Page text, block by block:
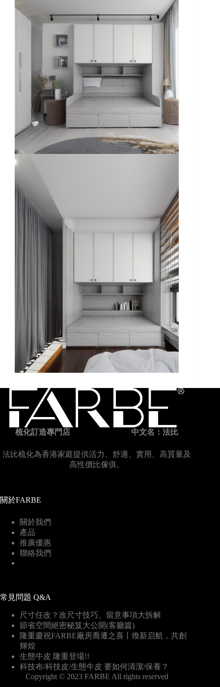
梳化訂造專門店 中文名：法比
法比梳化為香港家庭提供活力、舒適、實用、高質量及
高性價比傢俱。
關於FARBE
關於我們
產品
推廣優惠
聯絡我們
常見問題 Q&A
尺寸任改？改尺寸技巧、留意事項大拆解
節省空間絕密秘笈大公開(客廳篇)
隆重慶祝FARBE廠房喬遷之喜丨煥新启航，共創
輝煌
生態牛皮 隆重登場!!
科技布/科技皮/生態牛皮 要如何清潔/保養？
Copyright © 2023 FARBE All rights reserved